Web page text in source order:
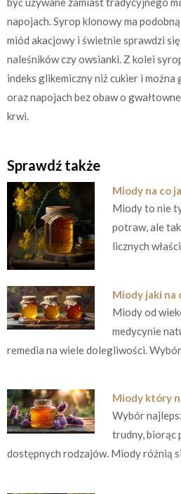
napojach. Syrop klonowy ma
miód akacjowy i świetnie sprawdzi
naleśników czy owsianki. Z kolei
indeks glikemiczny niż cukier i
oraz napojach bez obaw o
krwi.
Sprawdź także
Miody na co
Miody to nie
potraw, ale
licznych
Miody jaki na
Miody od
medycynie
remedia na wiele dolegliwości.
Miody który
Wybór
trudny, biorąc
dostępnych rodzajów. Miody różnią